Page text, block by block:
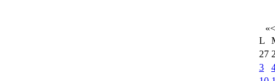
«<
L
27
3